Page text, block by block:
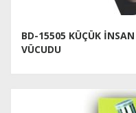
BD-15505 KÜÇÜK İNSAN
VÜCUDU